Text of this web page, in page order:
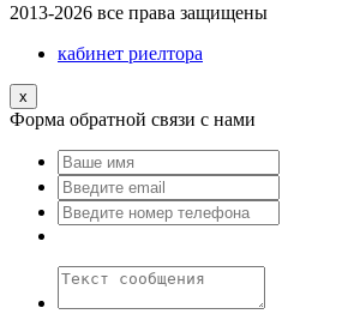
2013-2026 все права защищены
кабинет риелтора
x
Форма обратной связи с нами